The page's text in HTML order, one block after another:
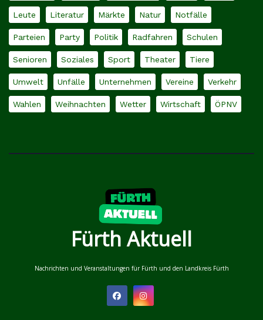
Leute Literatur Märkte Natur Notfälle
Parteien Party Politik Radfahren Schulen
Senioren Soziales Sport Theater Tiere
Umwelt Unfälle Unternehmen Vereine Verkehr
Wahlen Weihnachten Wetter Wirtschaft ÖPNV
Fürth Aktuell
Nachrichten und Veranstaltungen für Fürth und den Landkreis Fürth